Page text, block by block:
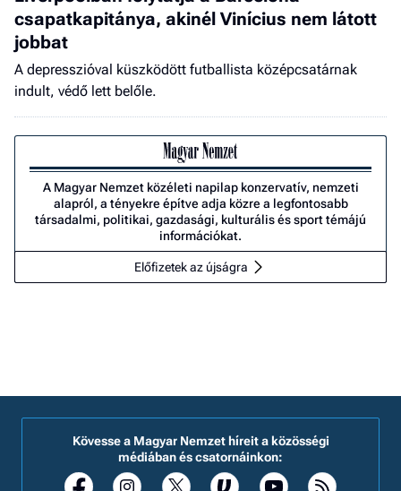
csapatkapitánya, akinél Vinícius nem látott
jobbat
A depresszióval küszködött futballista középcsatárnak
indult, védő lett belőle.
A Magyar Nemzet közéleti napilap konzervatív, nemzeti
alapról, a tényekre építve adja közre a legfontosabb
társadalmi, politikai, gazdasági, kulturális és sport témájú
információkat.
Előfizetek az újságra
Kövesse a Magyar Nemzet híreit a közösségi
médiában és csatornáinkon: